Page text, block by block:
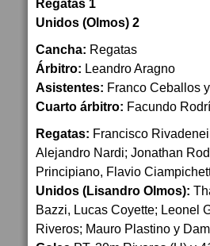
Regatas 1
Unidos (Olmos) 2
Cancha: Regatas
Árbitro: Leandro Aragno
Asistentes: Franco Ceballos
Cuarto árbitro: Facundo
Regatas: Francisco
Alejandro Nardi; Jonathan
Principiano, Flavio
Unidos (Lisandro Olmos):
Bazzi, Lucas Coyette; Leonel
Riveros; Mauro Plastino y